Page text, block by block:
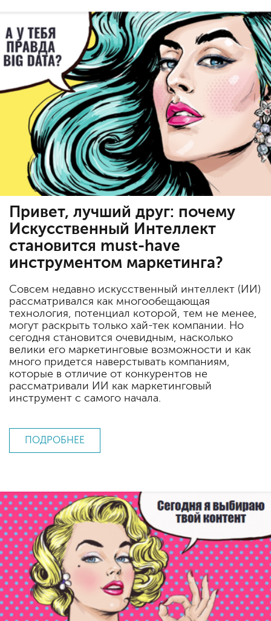
Привет, лучший друг: почему
Искусственный Интеллект
становится must-have
инструментом маркетинга?
Совсем недавно искусственный интеллект (ИИ)
рассматривался как многообещающая
технология, потенциал которой, тем не менее,
могут раскрыть только хай-тек компании. Но
сегодня становится очевидным, насколько
велики его маркетинговые возможности и как
много придется наверстывать компаниям,
которые в отличие от конкурентов не
рассматривали ИИ как маркетинговый
инструмент с самого начала.
ПОДРОБНЕЕ